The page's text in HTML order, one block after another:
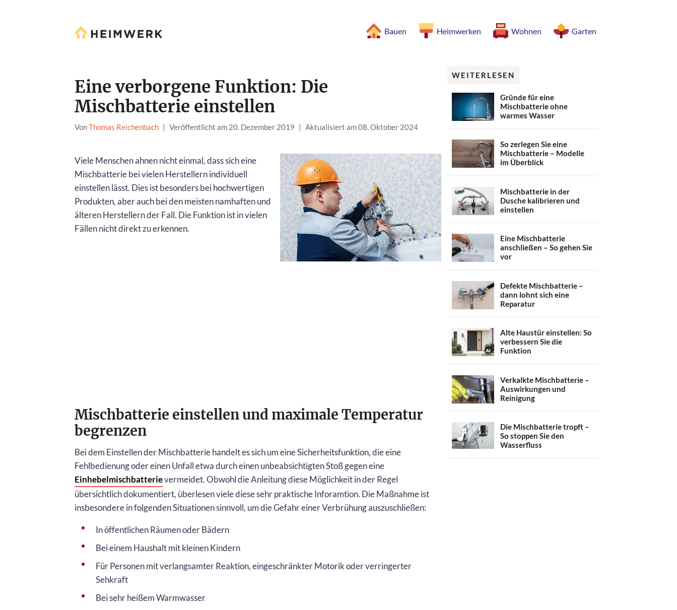
Bauen Heimwerken Wohnen Garten
Eine verborgene Funktion: Die
Mischbatterie einstellen
VonThomas Reichenbach | Veröffentlicht am 20. Dezember 2019 | Aktualisiert am 08. Oktober 2024
Viele Menschen ahnen nicht einmal, dass sich eine
Mischbatterie bei vielen Herstellern individuell
einstellen lässt. Dies ist besonders bei hochwertigen
Produkten, aber auch bei den meisten namhaften und
älteren Herstellern der Fall. Die Funktion ist in vielen
Fällen nicht direkt zu erkennen.
Mischbatterie einstellen und maximale Temperatur
begrenzen
Bei dem Einstellen der Mischbatterie handelt es sich um eine Sicherheitsfunktion, die eine
Fehlbedienung oder einen Unfall etwa durch einen unbeabsichtigten Stoß gegen eine
Einhebelmischbatterievermeidet. Obwohl die Anleitung diese Möglichkeit in der Regel
übersichtlich dokumentiert, überlesen viele diese sehr praktische Inforamtion. Die Maßnahme ist
insbesondere in folgenden Situationen sinnvoll, um die Gefahr einer Verbrühung auszuschließen:
In öffentlichen Räumen oder Bädern
Bei einem Haushalt mit kleinen Kindern
Für Personen mit verlangsamter Reaktion, eingeschränkter Motorik oder verringerter
Sehkraft
Bei sehr heißem Warmwasser
WEITERLESEN
Gründe für eine
Mischbatterie ohne
warmes Wasser
So zerlegen Sie eine
Mischbatterie – Modelle
im Überblick
Mischbatterie in der
Dusche kalibrieren und
einstellen
Eine Mischbatterie
anschließen – So gehen Sie
vor
Defekte Mischbatterie –
dann lohnt sich eine
Reparatur
Alte Haustür einstellen: So
verbessern Sie die
Funktion
Verkalkte Mischbatterie –
Auswirkungen und
Reinigung
Die Mischbatterie tropft –
So stoppen Sie den
Wasserfluss